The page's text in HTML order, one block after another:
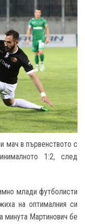
мач в първенството с
1:2, след
млади футболисти
на оптималния си
минута Мартинович бе